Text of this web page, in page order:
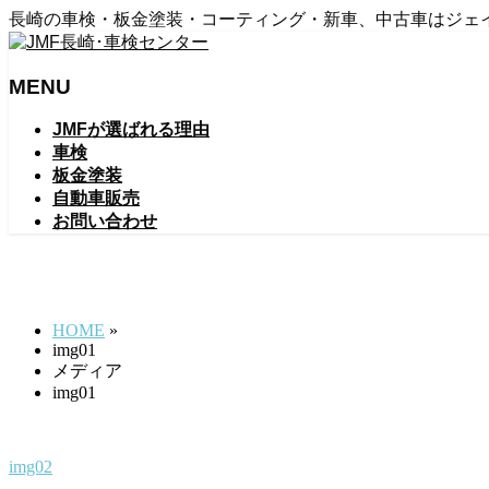
長崎の車検・板金塗装・コーティング・新車、中古車はジェ
MENU
JMFが選ばれる理由
車検
板金塗装
自動車販売
お問い合わせ
HOME »
img01
メディア
img01
img02